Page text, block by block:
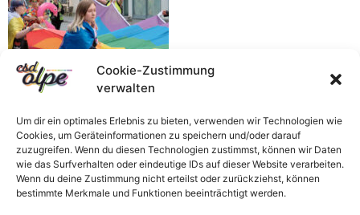
Cookie-Zustimmung
verwalten
Um dir ein optimales Erlebnis zu bieten, verwenden wir Technologien wie
Cookies, um Geräteinformationen zu speichern und/oder darauf
zuzugreifen. Wenn du diesen Technologien zustimmst, können wir Daten
wie das Surfverhalten oder eindeutige IDs auf dieser Website verarbeiten.
Wenn du deine Zustimmung nicht erteilst oder zurückziehst, können
bestimmte Merkmale und Funktionen beeinträchtigt werden.